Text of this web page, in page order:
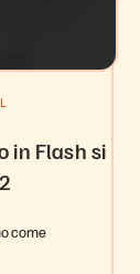
in Flash si
come